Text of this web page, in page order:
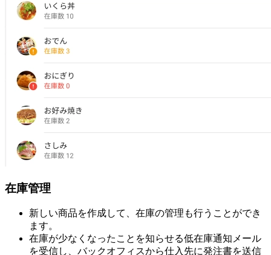
在庫管理
新しい商品を作成して、在庫の管理も行うことができ
ます。
在庫が少なくなったことを知らせる低在庫通知メール
を受信し、バックオフィスから仕入先に発注書を送信